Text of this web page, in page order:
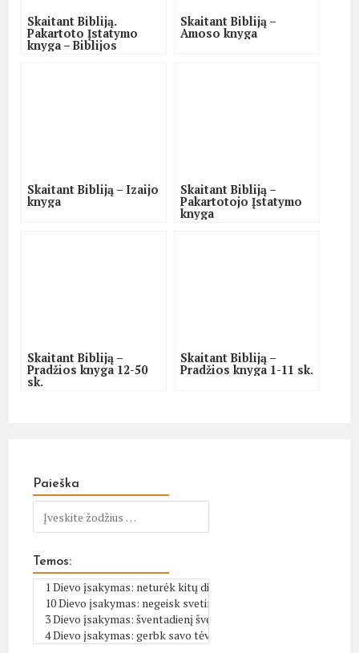
Skaitant Bibliją.
Pakartoto Įstatymo
knyga – Biblijos
Skaitant Bibliją –
Amoso knyga
Skaitant Bibliją – Izaijo
knyga
Skaitant Bibliją –
Pakartotojo Įstatymo
knyga
Skaitant Bibliją –
Pradžios knyga 12-50
sk.
Skaitant Bibliją –
Pradžios knyga 1-11 sk.
Paieška
Temos: